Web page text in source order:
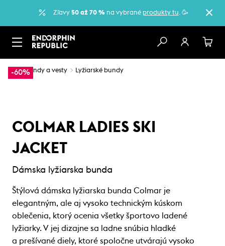
Zľavy 50 až 70 %na vybrané produkty tu. 🥳
-60%
… Bundy a vesty Lyžiarské bundy
COLMAR LADIES SKI
JACKET
Dámska lyžiarska bunda
Štýlová dámska lyžiarska bunda Colmar je
elegantným, ale aj vysoko technickým kúskom
oblečenia, ktorý ocenia všetky športovo ladené
lyžiarky. V jej dizajne sa ladne snúbia hladké
a prešívané diely, ktoré spoločne utvárajú vysoko